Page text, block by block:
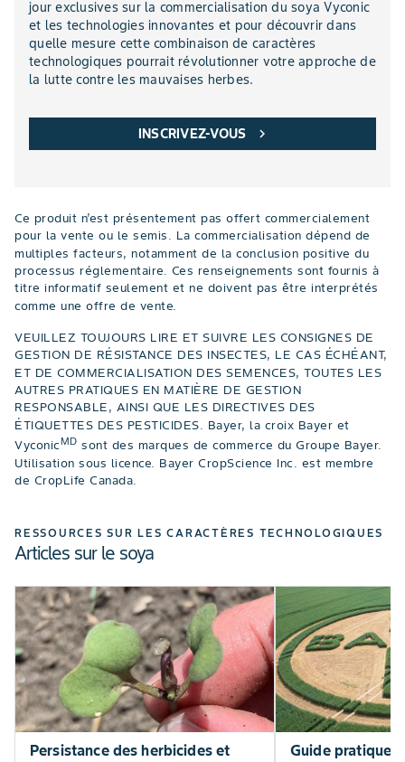
jour exclusives sur la commercialisation du soya Vyconic
et les technologies innovantes et pour découvrir dans
quelle mesure cette combinaison de caractères
technologiques pourrait révolutionner votre approche de
la lutte contre les mauvaises herbes.
INSCRIVEZ-VOUS chevron_right
Ce produit n’est présentement pas offert commercialement
pour la vente ou le semis. La commercialisation dépend de
multiples facteurs, notamment de la conclusion positive du
processus réglementaire. Ces renseignements sont fournis à
titre informatif seulement et ne doivent pas être interprétés
comme une offre de vente.
VEUILLEZ TOUJOURS LIRE ET SUIVRE LES CONSIGNES DE
GESTION DE RÉSISTANCE DES INSECTES, LE CAS ÉCHÉANT,
ET DE COMMERCIALISATION DES SEMENCES, TOUTES LES
AUTRES PRATIQUES EN MATIÈRE DE GESTION
RESPONSABLE, AINSI QUE LES DIRECTIVES DES
ÉTIQUETTES DES PESTICIDES. Bayer, la croix Bayer et
VyconicMD sont des marques de commerce du Groupe Bayer.
Utilisation sous licence. Bayer CropScience Inc. est membre
de CropLife Canada.
RESSOURCES SUR LES CARACTÈRES TECHNOLOGIQUES
Articles sur le soya
Persistance des herbicides et
Guide pratique